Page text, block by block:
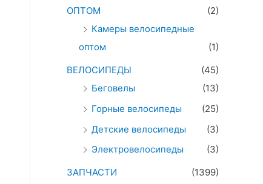
ОПТОМ
(2)
Камеры велосипедные
оптом
(1)
ВЕЛОСИПЕДЫ
(45)
Беговелы
(13)
Горные велосипеды
(25)
Детские велосипеды
(3)
Электровелосипеды
(3)
ЗАПЧАСТИ
(1399)